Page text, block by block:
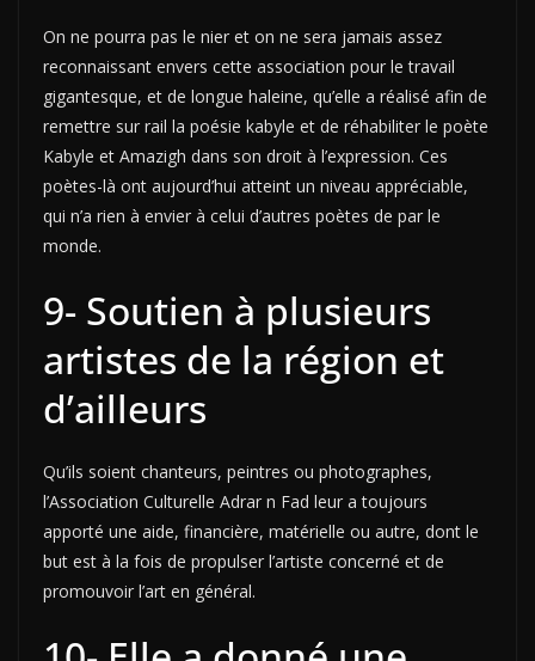
On ne pourra pas le nier et on ne sera jamais assez
reconnaissant envers cette association pour le travail
gigantesque, et de longue haleine, qu’elle a réalisé afin de
remettre sur rail la poésie kabyle et de réhabiliter le poète
Kabyle et Amazigh dans son droit à l’expression. Ces
poètes-là ont aujourd’hui atteint un niveau appréciable,
qui n’a rien à envier à celui d’autres poètes de par le
monde.
9- Soutien à plusieurs
artistes de la région et
d’ailleurs
Qu’ils soient chanteurs, peintres ou photographes,
l’Association Culturelle Adrar n Fad leur a toujours
apporté une aide, financière, matérielle ou autre, dont le
but est à la fois de propulser l’artiste concerné et de
promouvoir l’art en général.